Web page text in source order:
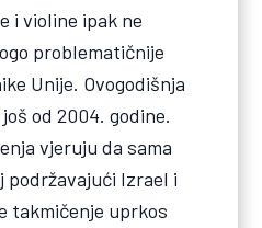
i violine ipak ne
problematičnije
Unije. Ovogodišnja
od 2004. godine.
vjeruju da sama
podržavajući Izrael i
takmičenje uprkos